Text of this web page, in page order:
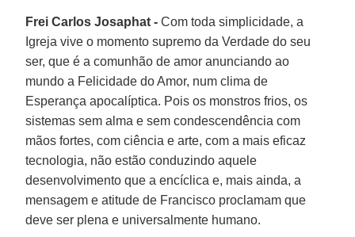
Frei Carlos Josaphat - Com toda simplicidade, a
Igreja vive o momento supremo da Verdade do seu
ser, que é a comunhão de amor anunciando ao
mundo a Felicidade do Amor, num clima de
Esperança apocalíptica. Pois os monstros frios, os
sistemas sem alma e sem condescendência com
mãos fortes, com ciência e arte, com a mais eficaz
tecnologia, não estão conduzindo aquele
desenvolvimento que a encíclica e, mais ainda, a
mensagem e atitude de Francisco proclamam que
deve ser plena e universalmente humano.